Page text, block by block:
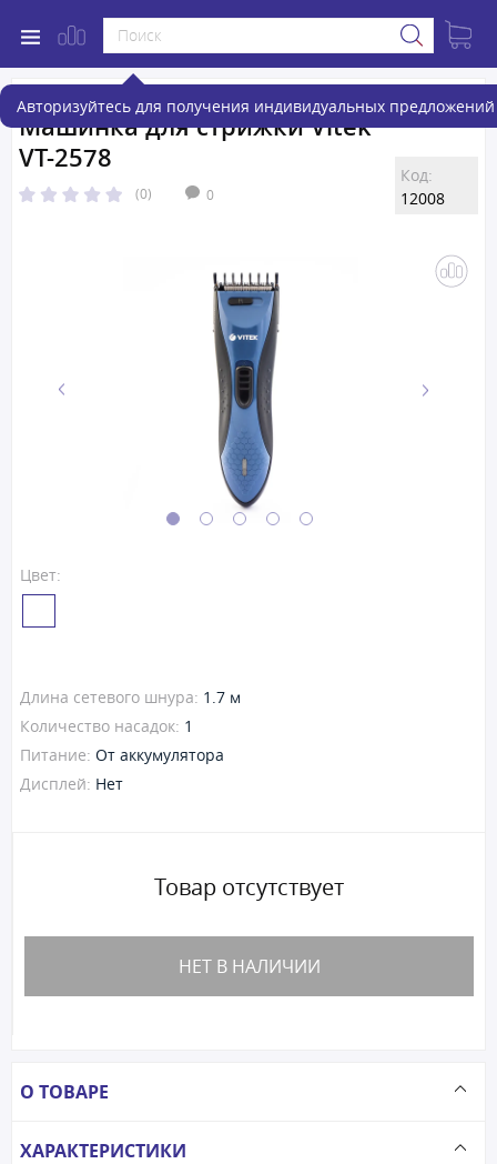
Авторизуйтесь для получения индивидуальных предложений
Машинка для стрижки Vitek
VT-2578
(0) 0
Код:
12008
Цвет:
Длина сетевого шнура: 1.7 м
Количество насадок: 1
Питание: От аккумулятора
Дисплей: Нет
Товар отсутствует
НЕТ В НАЛИЧИИ
О ТОВАРЕ
ХАРАКТЕРИСТИКИ